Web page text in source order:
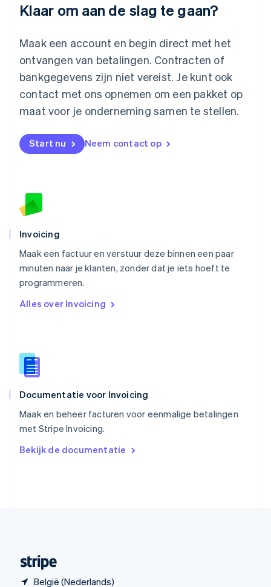
Klaar om aan de slag te gaan?
Maak een account en begin direct met het
ontvangen van betalingen. Contracten of
bankgegevens zijn niet vereist. Je kunt ook
contact met ons opnemen om een pakket op
maat voor je onderneming samen te stellen.
Start nu Neem contact op
Invoicing
Maak een factuur en verstuur deze binnen een paar
minuten naar je klanten, zonder dat je iets hoeft te
programmeren.
Alles over Invoicing
Documentatie voor Invoicing
Maak en beheer facturen voor eenmalige betalingen
met Stripe Invoicing.
Bekijk de documentatie
België (Nederlands)
FrançaisDeutschEnglish
English
Malta
English
Mexico
Nederland
NederlandsEnglish
English
Noorwegen
Polen
English
Português
English
Singapore
English简体中文
EnglishItaliano
Español
Thailand
Tsjechië
Vasteland van China
简体中文 English
English